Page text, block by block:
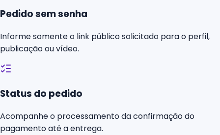
Pedido sem senha
Informe somente o link público solicitado para o perfil,
publicação ou vídeo.
Status do pedido
Acompanhe o processamento da confirmação do
pagamento até a entrega.